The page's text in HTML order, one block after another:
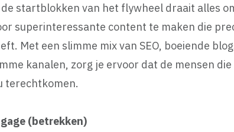
startblokken van het flywheel draait alles
superinteressante content te maken die
Met een slimme mix van SEO, boeiende
kanalen, zorg je ervoor dat de mensen
terechtkomen.
(betrekken)